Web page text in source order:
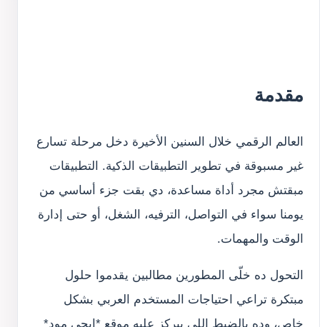
مقدمة
العالم الرقمي خلال السنين الأخيرة دخل مرحلة تسارع
غير مسبوقة في تطوير التطبيقات الذكية. التطبيقات
مبقتش مجرد أداة مساعدة، دي بقت جزء أساسي من
يومنا سواء في التواصل، الترفيه، الشغل، أو حتى إدارة
الوقت والمهمات.
التحول ده خلّى المطورين مطالبين يقدموا حلول
مبتكرة تراعي احتياجات المستخدم العربي بشكل
خاص، وده بالضبط اللي بيركز عليه موقع *إيجي مود*